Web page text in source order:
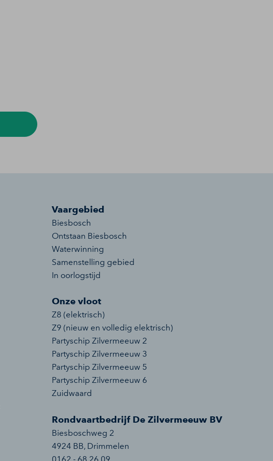
Vaargebied
Biesbosch
Ontstaan Biesbosch
Waterwinning
Samenstelling gebied
In oorlogstijd
Onze vloot
Z8 (elektrisch)
Z9 (nieuw en volledig elektrisch)
Partyschip Zilvermeeuw 2
Partyschip Zilvermeeuw 3
Partyschip Zilvermeeuw 5
Partyschip Zilvermeeuw 6
Zuidwaard
Rondvaartbedrijf De Zilvermeeuw BV
Biesboschweg 2
4924 BB, Drimmelen
0162 - 68 26 09